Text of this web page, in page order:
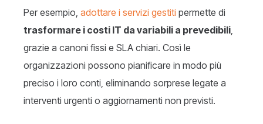
Per esempio, adottare i servizi gestiti permette di
trasformare i costi IT da variabili a prevedibili,
grazie a canoni fissi e SLA chiari. Così le
organizzazioni possono pianificare in modo più
preciso i loro conti, eliminando sorprese legate a
interventi urgenti o aggiornamenti non previsti.